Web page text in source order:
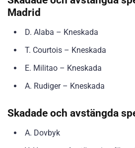
Madrid
D. Alaba – Kneskada
T. Courtois – Kneskada
E. Militao – Kneskada
A. Rudiger – Kneskada
Skadade och avstängda
A. Dovbyk